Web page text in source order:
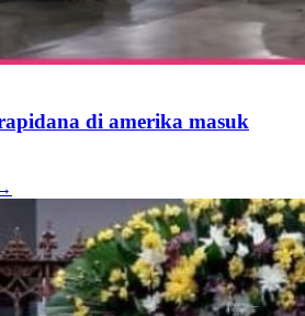
di amerika masuk